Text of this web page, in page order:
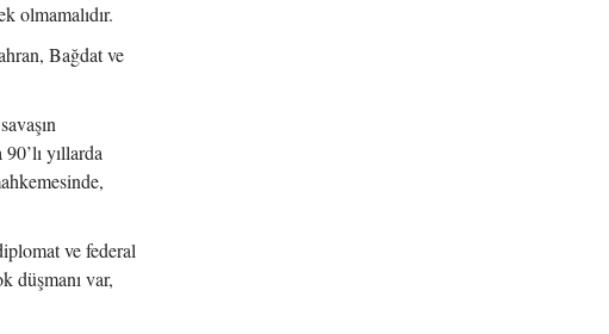
olmamalıdır.
Bağdat ve
yıllarda
ve federal
düşmanı var,